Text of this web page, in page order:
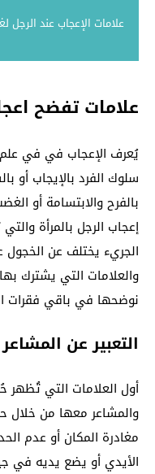
علامات الإعجاب عند الرجل
علامات تفضح
يُعرف الإعجاب في في
سلوك الفرد بالإيجاب أو
بالفرح والابتسامة أو
إعجاب الرجل بالمرأة
الجريء يختلف عن
والعلامات التي يشترك
نوضحها في باقي فقرات
التعبير عن
أول العلامات التي تُظهر
والمشاعر معها من خلال
مغادرة المكان أو عدم
الأيدي أو يضع يديه في